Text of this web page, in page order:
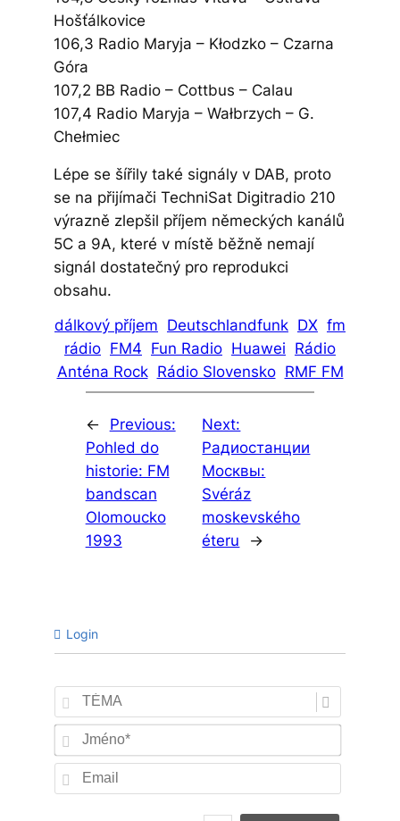
Hošťálkovice
106,3 Radio Maryja – Kłodzko – Czarna
Góra
107,2 BB Radio – Cottbus – Calau
107,4 Radio Maryja – Wałbrzych – G.
Chełmiec
Lépe se šířily také signály v DAB, proto
se na přijímači TechniSat Digitradio 210
výrazně zlepšil příjem německých kanálů
5C a 9A, které v místě běžně nemají
signál dostatečný pro reprodukci
obsahu.
dálkový příjem Deutschlandfunk DX fm
rádio FM4 Fun Radio Huawei Rádio
Anténa Rock Rádio Slovensko RMF FM
←
Previous:
Pohled do
historie: FM
bandscan
Olomoucko
1993
Next:
Радиостанции
Москвы:
Svéráz
moskevského
éteru
→
Login
Jméno*